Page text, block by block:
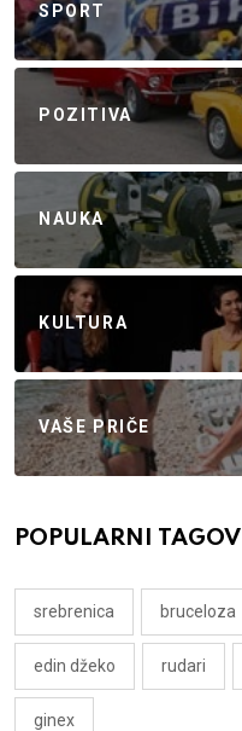
SPORT
POZITIVA
NAUKA
KULTURA
VAŠE PRIČE
POPULARNI TAGOVI
srebrenica bruceloza
edin džeko rudari
ginex